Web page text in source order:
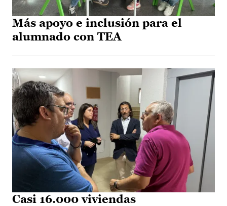
Más apoyo e inclusión para el
alumnado con TEA
Casi 16.000 viviendas